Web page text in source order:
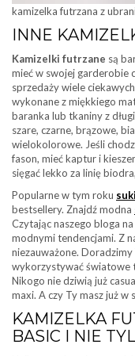
kamizelka futrzana z
INNE
Kamizelki futrzane są
mieć w swojej garderobie
sprzedaży wiele
wykonane z miękkiego
baranka lub tkaniny z
szare, czarne, brązowe,
wielokolorowe. Jeśli
fason, mieć kaptur i
sięgać lekko za linię
Popularne w tym roku
bestsellery. Znajdź modna
Czytając naszego bloga
modnymi tendencjami. Z
niezauważone.
wykorzystywać światowe
Nikogo nie dziwią już
maxi. A czy Ty masz już w
KAMIZELKA
BASIC I NIE